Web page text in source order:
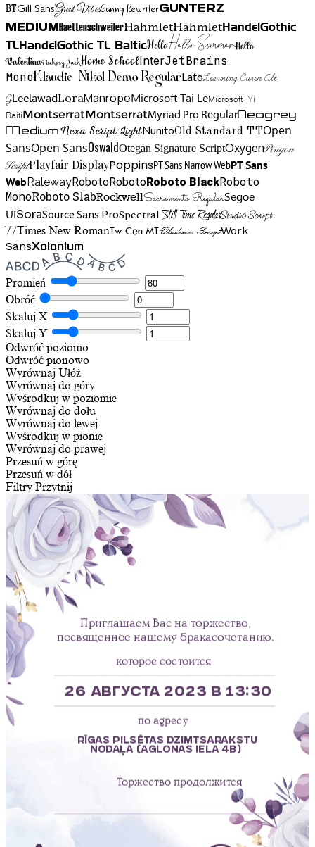
BTGill SansGreat VibesGunny RewriterGunterz
Medium HaettenschweilerHahmletHahmletHandelGothic
TLHandelGothic TL BalticHelloHello SummerHello
ValentinaHickory JackHome SchoolInterJetBrains
MonoKlaudie Nikol Demo RegularLatoLearning Curve Alt
GLeelawadLoraManropeMicrosoft Tai LeMicrosoft Yi
BaitiMontserratMontserratMyriad Pro RegularNeogrey
MediumNexa Script LightNunitoOld Standard TTOpen
SansOpen SansOswaldOtegan Signature ScriptOxygenPinyon
ScriptPlayfair DisplayPoppinsPT Sans Narrow WebPT Sans
WebRalewayRobotoRobotoRoboto BlackRoboto
MonoRoboto SlabRockwellSacramento RegularSegoe
UISoraSource Sans ProSpectralStill Time RegularStudio Script
TTTimes New RomanTw Cen MTVladimir ScriptWork
SansXolonium
Promień
Obróć
Skaluj X
Skaluj Y
Odwróć poziomo
Odwróć pionowo
Wyrównaj Ułóż
Wyrównaj do góry
Wyśrodkuj w poziomie
Wyrównaj do dołu
Wyrównaj do lewej
Wyśrodkuj w pionie
Wyrównaj do prawej
Przesuń w górę
Przesuń w dół
Filtry Przytnij